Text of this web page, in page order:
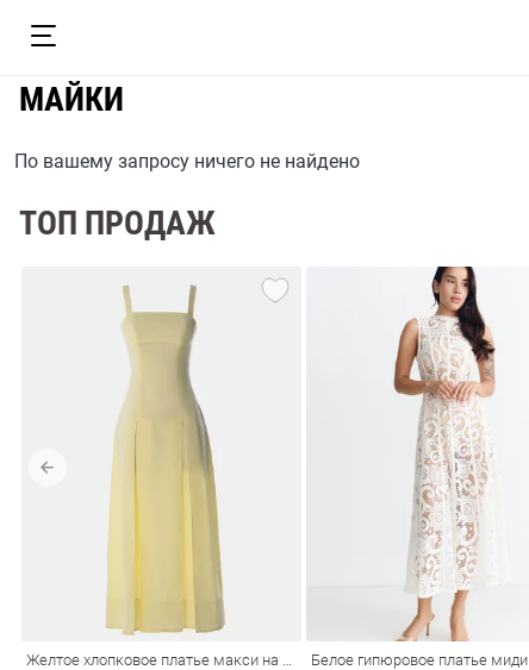
МАЙКИ
По вашему запросу ничего не найдено
ТОП ПРОДАЖ
Белое гипюровое платье миди